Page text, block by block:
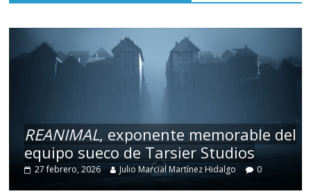
REANIMAL, exponente memorable del
equipo sueco de Tarsier Studios
27 febrero, 2026 Julio Marcial Martínez Hidalgo 0